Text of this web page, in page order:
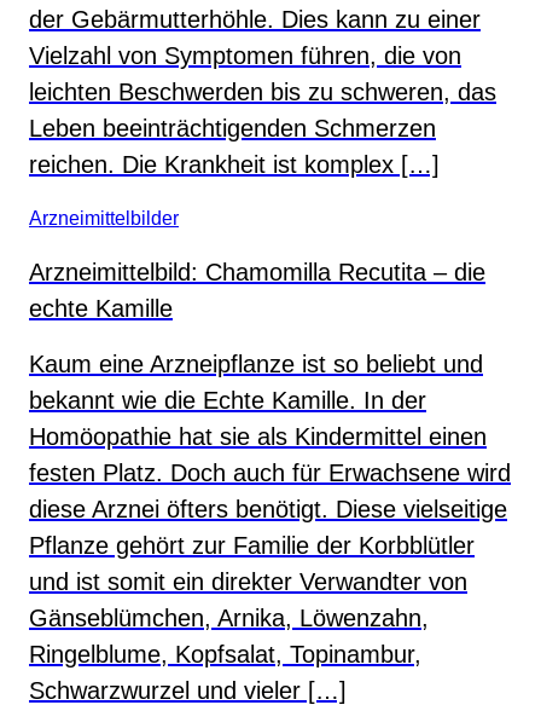
der Gebärmutterhöhle. Dies kann zu einer
Vielzahl von Symptomen führen, die von
leichten Beschwerden bis zu schweren, das
Leben beeinträchtigenden Schmerzen
reichen. Die Krankheit ist komplex […]
Arzneimittelbilder
Arzneimittelbild: Chamomilla Recutita – die
echte Kamille
Kaum eine Arzneipflanze ist so beliebt und
bekannt wie die Echte Kamille. In der
Homöopathie hat sie als Kindermittel einen
festen Platz. Doch auch für Erwachsene wird
diese Arznei öfters benötigt. Diese vielseitige
Pflanze gehört zur Familie der Korbblütler
und ist somit ein direkter Verwandter von
Gänseblümchen, Arnika, Löwenzahn,
Ringelblume, Kopfsalat, Topinambur,
Schwarzwurzel und vieler […]